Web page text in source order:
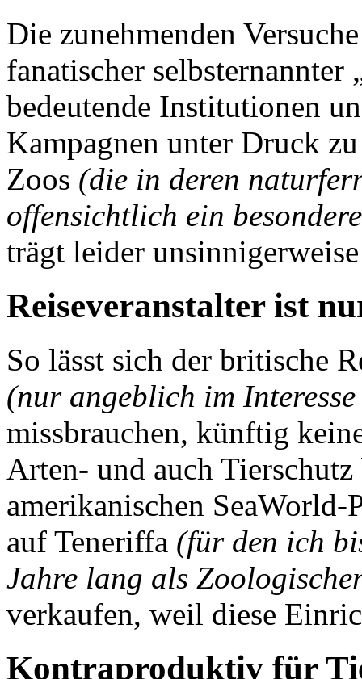
Die zunehmenden
fanatischer
bedeutende Institutionen
Kampagnen unter Druck
Zoos (die in deren
offensichtlich ein
trägt leider
Reiseveranstalter ist
So lässt sich der britische
(nur angeblich im
missbrauchen, künftig
Arten- und auch Tierschutz
amerikanischen
auf Teneriffa (für den ich
Jahre lang als
verkaufen, weil diese
Kontraproduktiv für